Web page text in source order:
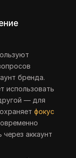
бренда.
использовать
— для
фокус
аккаунт